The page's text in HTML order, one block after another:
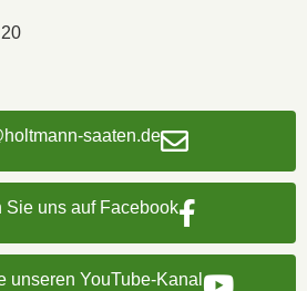
saaten.de
Sie uns auf Facebook
unseren YouTube-Kanal